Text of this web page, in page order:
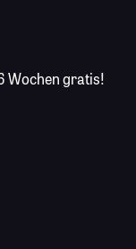
Wochen gratis!